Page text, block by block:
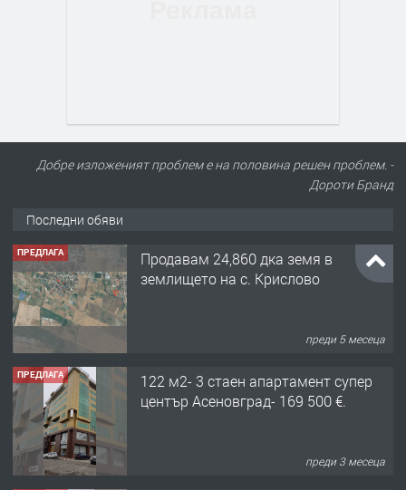
Добре изложеният проблем е на половина решен проблем. -
Дороти Бранд
Последни обяви
ПРЕДЛАГА
Продавам 24,860 дка земя в
землището на с. Крислово
преди 5 месеца
ПРЕДЛАГА
122 м2- 3 стаен апартамент супер
център Асеновград- 169 500 €.
преди 3 месеца